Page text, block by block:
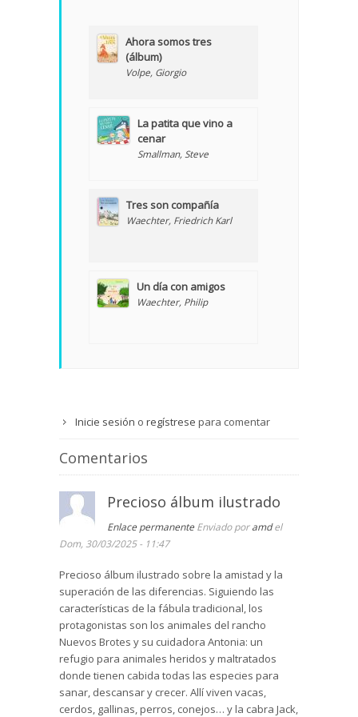
Ahora somos tres
(álbum)
Volpe, Giorgio
La patita que vino a
cenar
Smallman, Steve
Tres son compañía
Waechter, Friedrich Karl
Un día con amigos
Waechter, Philip
Inicie sesión o regístrese para comentar
Comentarios
Precioso álbum ilustrado
Enlace permanente Enviado poramdel
Dom, 30/03/2025 - 11:47
Precioso álbum ilustrado sobre la amistad y la
superación de las diferencias. Siguiendo las
características de la fábula tradicional, los
protagonistas son los animales del rancho
Nuevos Brotes y su cuidadora Antonia: un
refugio para animales heridos y maltratados
donde tienen cabida todas las especies para
sanar, descansar y crecer. Allí viven vacas,
cerdos, gallinas, perros, conejos… y la cabra Jack,